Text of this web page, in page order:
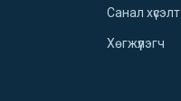
Санал хүсэлт
Хөгжүүлэгч